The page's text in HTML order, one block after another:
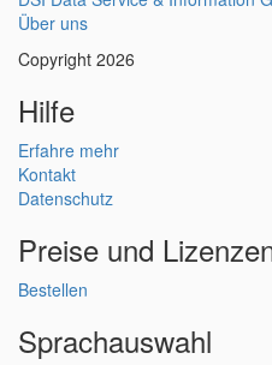
Über uns
Copyright 2026
Hilfe
Erfahre mehr
Kontakt
Datenschutz
Preise und
Bestellen
Sprachauswahl